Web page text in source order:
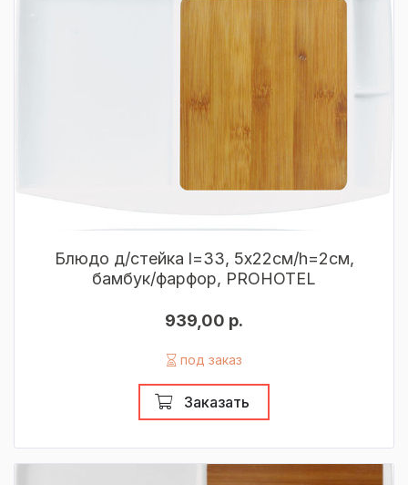
Блюдо д/стейка l=33, 5х22см/h=2см,
бамбук/фарфор, PROHOTEL
939,00 р.
под заказ
Заказать